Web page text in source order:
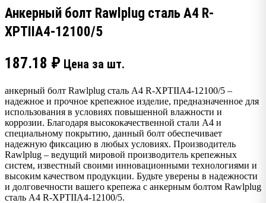
Анкерный болт Rawlplug сталь А4 R-
XPTIIA4-12100/5
187.18 ₽ Цена за шт.
анкерный болт Rawlplug сталь А4 R-XPTIIA4-12100/5 –
надежное и прочное крепежное изделие, предназначенное для
использования в условиях повышенной влажности и
коррозии. Благодаря высококачественной стали А4 и
специальному покрытию, данный болт обеспечивает
надежную фиксацию в любых условиях. Производитель
Rawlplug – ведущий мировой производитель крепежных
систем, известный своими инновационными технологиями и
высоким качеством продукции. Будьте уверены в надежности
и долговечности вашего крепежа с анкерным болтом Rawlplug
сталь А4 R-XPTIIA4-12100/5.